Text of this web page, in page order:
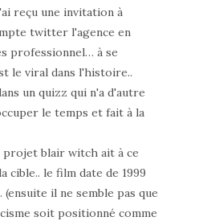
reçu une invitation à
twitter l'agence en
professionnel… à se
le viral dans l'histoire..
un quizz qui n'a d'autre
le temps et fait à la
projet blair witch ait à ce
cible.. le film date de 1999
il ne semble pas que
soit positionné comme